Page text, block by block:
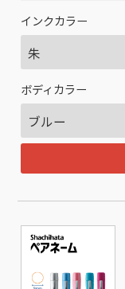
インクカラー
ボディカラー